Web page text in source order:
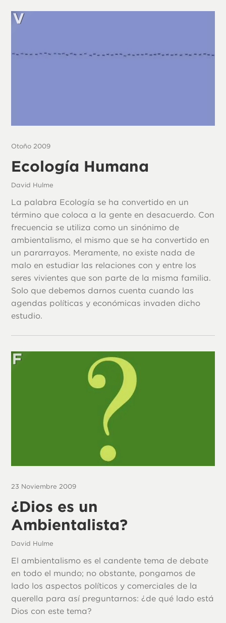
Otoño 2009
Ecología Humana
David Hulme
La palabra Ecología se ha convertido en un
término que coloca a la gente en desacuerdo. Con
frecuencia se utiliza como un sinónimo de
ambientalismo, el mismo que se ha convertido en
un pararrayos. Meramente, no existe nada de
malo en estudiar las relaciones con y entre los
seres vivientes que son parte de la misma familia.
Solo que debemos darnos cuenta cuando las
agendas políticas y económicas invaden dicho
estudio.
23 Noviembre 2009
¿Dios es un
Ambientalista?
David Hulme
El ambientalismo es el candente tema de debate
en todo el mundo; no obstante, pongamos de
lado los aspectos políticos y comerciales de la
querella para así preguntarnos: ¿de qué lado está
Dios con este tema?